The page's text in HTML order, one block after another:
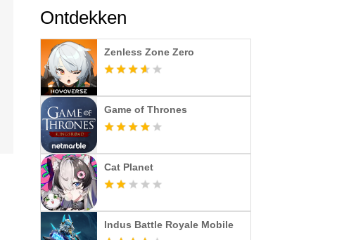
Ontdekken
Zenless Zone Zero
Game of Thrones
Cat Planet
Indus Battle Royale Mobile